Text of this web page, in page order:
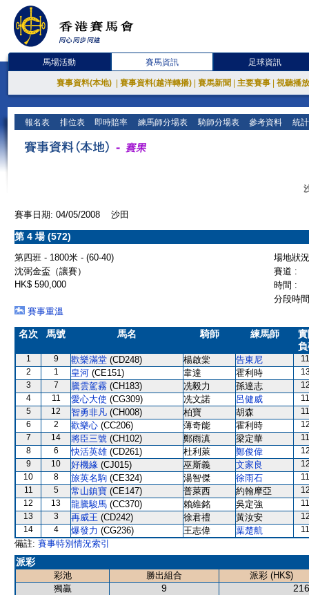
馬場活動 賽馬資訊 足球資訊
賽事資料(本地) 賽事資料(越洋轉播) 賽馬新聞 主要賽事 視聽播
報名表 排位表 即時賠率 練馬師分場表 騎師分場表 參考資料 統
賽事日期: 04/05/2008 沙田
第 4 場 (572)
第四班 - 1800米 - (60-40)
場地狀
沈弼金盃（讓賽）
賽道 :
HK$ 590,000
時間 :
分段時
賽事重溫
名次 馬號 馬名 騎師 練馬師
1 9 歡樂滿堂 (CD248) 楊啟棠 告東尼
2
1 皇河 (CE151) 韋達 霍利時
3
7 騰雲駕霧 (CH183) 冼毅力 孫達志
4
11 愛心大使 (CG309) 冼文諾 呂健威
5
12 智勇非凡 (CH008) 柏寶 胡森
6
2 歡樂心 (CC206) 薄奇能 霍利時
7
14 將臣三號 (CH102) 鄭雨滇 梁定華
8
6 快活英雄 (CD261) 杜利萊 鄭俊偉
9
10 好機緣 (CJ015) 巫斯義 文家良
10
8 旅英名駒 (CE324) 湯智傑 徐雨石
11
5 常山鎮寶 (CE147) 普萊西 約翰摩亞
12
13 龍騰駿馬 (CC370) 賴維銘 吳定強
13
3 再威王 (CD242) 徐君禮 黃汝安
14
4 爆發力 (CG236) 王志偉 葉楚航
備註: 賽事特別情況索引
派彩
彩池 勝出組合
派彩 (HK$)
獨贏
9